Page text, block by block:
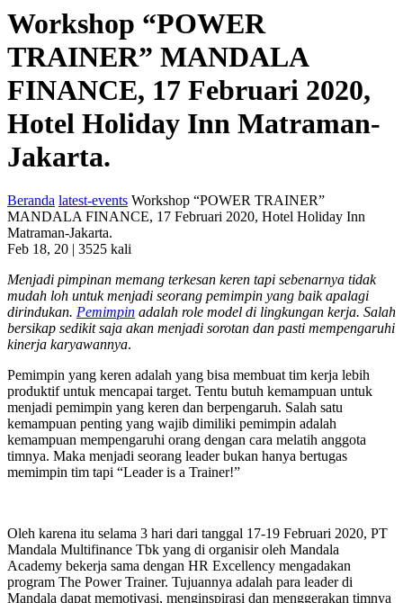
Workshop “POWER
TRAINER” MANDALA
FINANCE, 17 Februari 2020,
Hotel Holiday Inn Matraman-
Jakarta.
Beranda latest-events Workshop “POWER TRAINER”
MANDALA FINANCE, 17 Februari 2020, Hotel Holiday Inn
Matraman-Jakarta.
Feb 18, 20 | 3525 kali
Menjadi pimpinan memang terkesan keren tapi sebenarnya tidak
mudah loh untuk menjadi seorang pemimpin yang baik apalagi
dirindukan. Pemimpin adalah role model di lingkungan kerja. Salah
bersikap sedikit saja akan menjadi sorotan dan pasti mempengaruhi
kinerja karyawannya.
Pemimpin yang keren adalah yang bisa membuat tim kerja lebih
produktif untuk mencapai target. Tentu butuh kemampuan untuk
menjadi pemimpin yang keren dan berpengaruh. Salah satu
kemampuan penting yang wajib dimiliki pemimpin adalah
kemampuan mempengaruhi orang dengan cara melatih anggota
timnya. Maka menjadi seorang leader bukan hanya bertugas
memimpin tim tapi “Leader is a Trainer!”
Oleh karena itu selama 3 hari dari tanggal 17-19 Februari 2020, PT
Mandala Multifinance Tbk yang di organisir oleh Mandala
Academy bekerja sama dengan HR Excellency mengadakan
program The Power Trainer. Tujuannya adalah para leader di
Mandala dapat memotivasi, menginspirasi dan menggerakan timnya